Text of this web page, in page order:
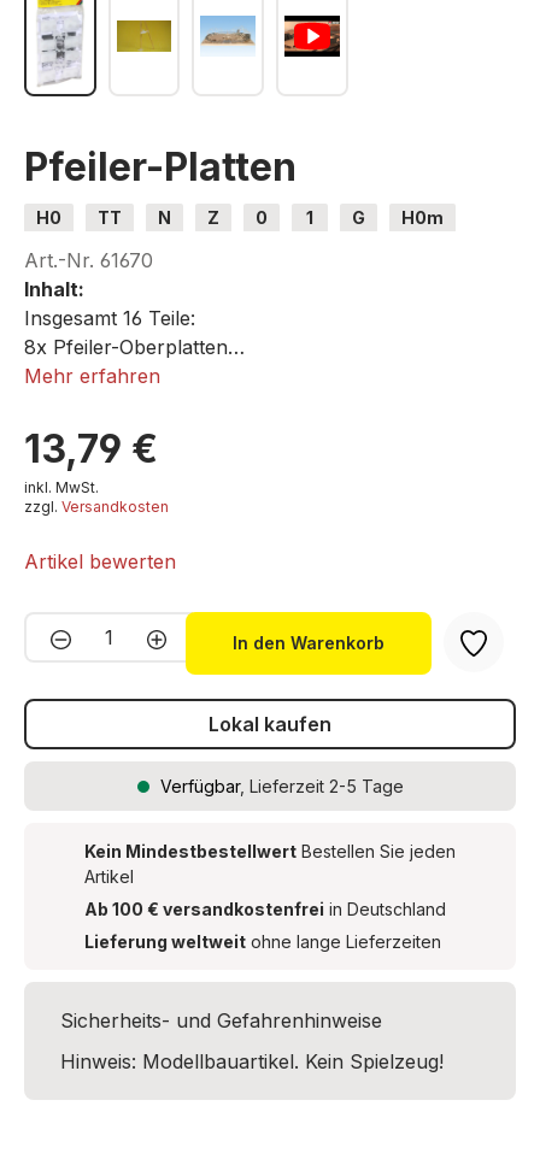
Pfeiler-Platten
H0 TT N Z 0 1 G
H0m
H0e
Art.-Nr. 61670
Inhalt:
Insgesamt 16 Teile:
8x Pfeiler-Oberplatten
8x Pfeiler-Unterplatten
und damit für H0, TT, N und Z verwendbar.
Mehr erfahren
13,79 €
inkl. MwSt.
zzgl. Versandkosten
Artikel bewerten
Produkt Anzahl: Gib den
In den Warenkorb
Lokal kaufen
Verfügbar, Lieferzeit 2-5 Tage
Kein Mindestbestellwert Bestellen Sie jeden
Artikel
Ab 100 € versandkostenfrei in Deutschland
Lieferung weltweit ohne lange Lieferzeiten
Sicherheits- und Gefahrenhinweise
Hinweis: Modellbauartikel. Kein Spielzeug!